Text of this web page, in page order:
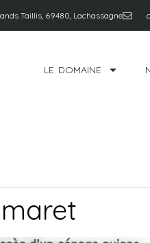
Taillis, 69480, Lachassagne
LE DOMAINE